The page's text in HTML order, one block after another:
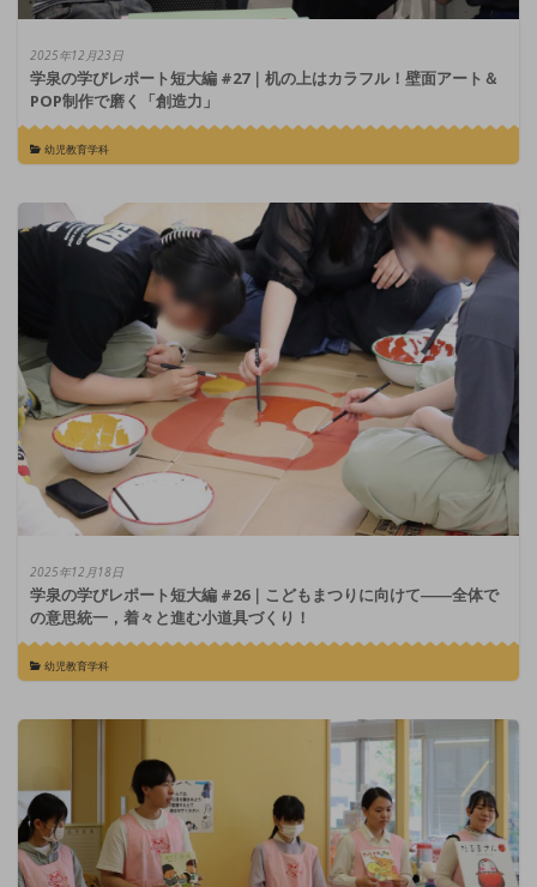
2025年12月23日
学泉の学びレポート短大編 #27｜机の上はカラフル！壁面アート＆
POP制作で磨く「創造力」
幼児教育学科
2025年12月18日
学泉の学びレポート短大編 #26｜こどもまつりに向けて――全体で
の意思統一，着々と進む小道具づくり！
幼児教育学科